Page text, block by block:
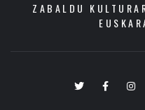
ZABALDU
TwitterFacebook